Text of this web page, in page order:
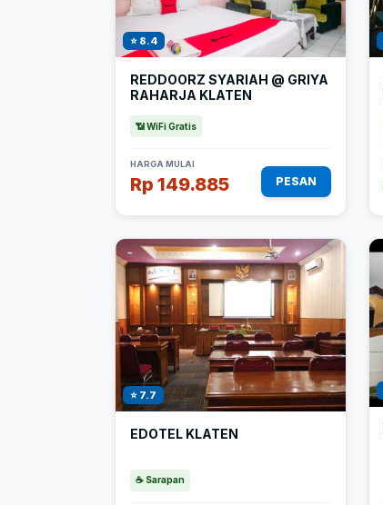
⭐ 8.4
REDDOORZ SYARIAH @ GRIYA
RAHARJA KLATEN
📶 WiFi Gratis
HARGA MULAI
Rp 149.885 PESAN
⭐ 7.7
EDOTEL KLATEN
☕ Sarapan